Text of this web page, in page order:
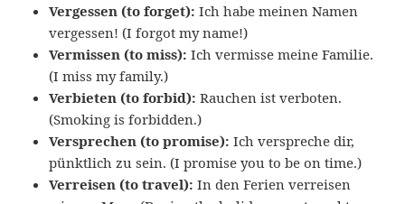
Vergessen (to forget): Ich habe meinen Namen
vergessen! (I forgot my name!)
Vermissen (to miss): Ich vermisse meine Familie.
(I miss my family.)
Verbieten (to forbid): Rauchen ist verboten.
(Smoking is forbidden.)
Versprechen (to promise): Ich verspreche dir,
pünktlich zu sein. (I promise you to be on time.)
Verreisen (to travel): In den Ferien verreisen